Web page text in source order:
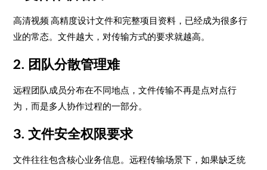
高清视频 高精度设计文件和完整项目资料，已经成为很多行
业的常态。文件越大，对传输方式的要求就越高。
2. 团队分散管理难
远程团队成员分布在不同地点，文件传输不再是点对点行
为，而是多人协作过程的一部分。
3. 文件安全权限要求
文件往往包含核心业务信息。远程传输场景下，如果缺乏统